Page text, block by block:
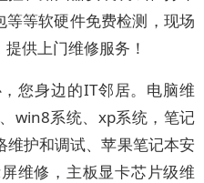
等软硬件免费检测，现场
供上门维修服务！
您身边的IT邻居。电脑维
win8系统、xp系统，笔记
护和调试、苹果笔记本安
维修，主板显卡芯片级维